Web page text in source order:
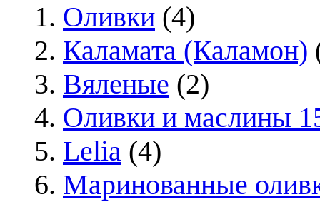
Оливки (4)
Каламата (Каламон)
Вяленые (2)
Оливки и маслины
Lelia (4)
Маринованные